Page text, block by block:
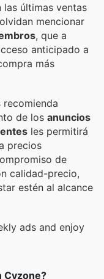
las últimas ventas
mencionar
, que a
anticipado a
más
recomienda
de los anuncios
les permitirá
precios
de
calidad-precio,
estén al alcance
ads and enjoy
Cyzone?